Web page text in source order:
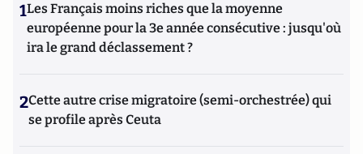
1Les Français moins riches que la moyenne
européenne pour la 3e année consécutive : jusqu'où
ira le grand déclassement ?
2Cette autre crise migratoire (semi-orchestrée) qui
se profile après Ceuta